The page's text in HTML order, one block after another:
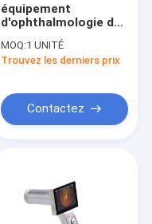
équipement
d'ophthalmologie du
rapport optique 10X
MOQ:1 UNITÉ
Trouvez les derniers prix
Contactez